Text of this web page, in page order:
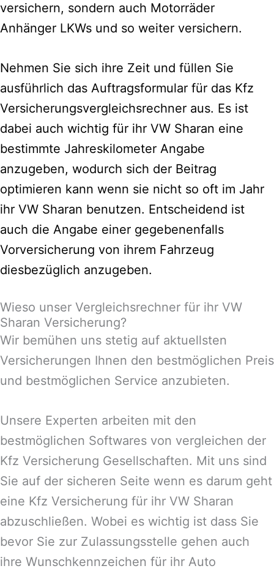
versichern, sondern auch Motorräder
Anhänger LKWs und so weiter versichern.
Nehmen Sie sich ihre Zeit und füllen Sie
ausführlich das Auftragsformular für das Kfz
Versicherungsvergleichsrechner aus. Es ist
dabei auch wichtig für ihr VW Sharan eine
bestimmte Jahreskilometer Angabe
anzugeben, wodurch sich der Beitrag
optimieren kann wenn sie nicht so oft im Jahr
ihr VW Sharan benutzen. Entscheidend ist
auch die Angabe einer gegebenenfalls
Vorversicherung von ihrem Fahrzeug
diesbezüglich anzugeben.
Wieso unser Vergleichsrechner für ihr VW
Sharan Versicherung?
Wir bemühen uns stetig auf aktuellsten
Versicherungen Ihnen den bestmöglichen Preis
und bestmöglichen Service anzubieten.
Unsere Experten arbeiten mit den
bestmöglichen Softwares von vergleichen der
Kfz Versicherung Gesellschaften. Mit uns sind
Sie auf der sicheren Seite wenn es darum geht
eine Kfz Versicherung für ihr VW Sharan
abzuschließen. Wobei es wichtig ist dass Sie
bevor Sie zur Zulassungsstelle gehen auch
ihre Wunschkennzeichen für ihr Auto